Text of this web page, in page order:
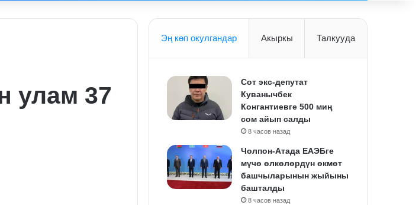
улам 37
Эң көп окулгандар Акыркы Талкууда
Сот экс-депутат
Куванычбек
Конгантиевге 500 миң
сом айып салды
8 часов назад
Чолпон-Атада ЕАЭБге
мүчө өлкөлөрдүн өкмөт
башчыларынын жыйыны
башталды
8 часов назад